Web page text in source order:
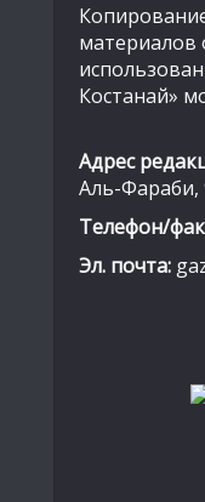
материалов
Костанай»
Адрес
Аль-Фараби,
Телефон/
Эл. почта: